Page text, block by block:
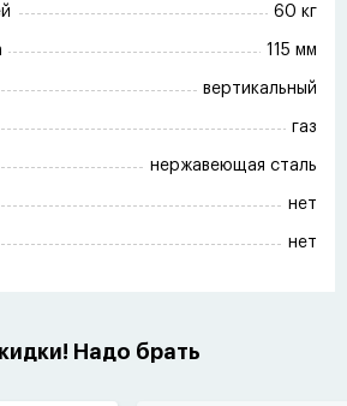
60 кг
115 мм
вертикальный
газ
нержавеющая сталь
нет
нет
Надо брать